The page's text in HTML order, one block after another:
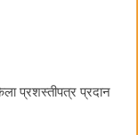
प्रशस्तीपत्र प्रदान